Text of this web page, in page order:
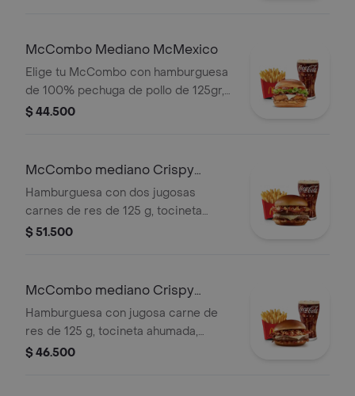
McCombo Mediano McMexico
Elige tu McCombo con hamburguesa
de 100% pechuga de pollo de 125gr,
salsa Tajin, tomate, lechuga, tocineta,
elegir.
$ 44.500
McCombo mediano Crispy
Onion Barbecue 2 Carnes
Hamburguesa con dos jugosas
carnes de res de 125 g, tocineta
ahumada, queso blanco cremoso,
Acompañada de papas fritas
medianas y bebida mediana a
elección.
$ 51.500
McCombo mediano Crispy
Onion Barbecue 1 Carne
Hamburguesa con jugosa carne de
res de 125 g, tocineta ahumada,
queso blanco cremoso, cebolla
$ 46.500